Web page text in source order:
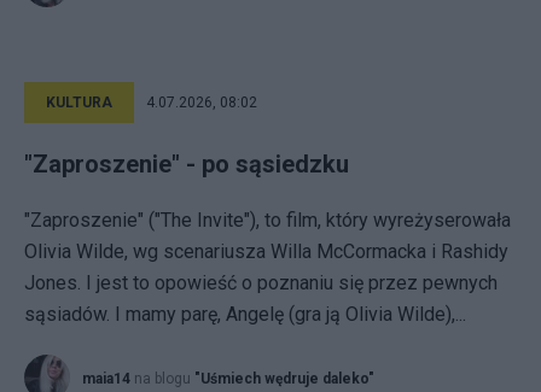
KULTURA 4.07.2026, 08:02
"Zaproszenie" - po sąsiedzku
"Zaproszenie" ("The Invite"), to film, który wyreżyserowała
Olivia Wilde, wg scenariusza Willa McCormacka i Rashidy
Jones. I jest to opowieść o poznaniu się przez pewnych
sąsiadów. I mamy parę, Angelę (gra ją Olivia Wilde),...
maia14 na blogu "Uśmiech wędruje daleko"